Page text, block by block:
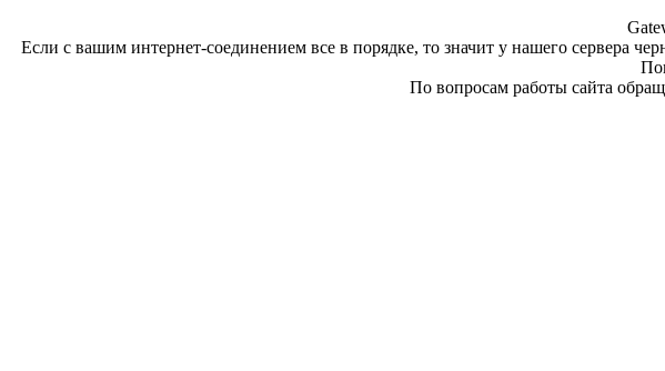
Если с вашим интернет-соединением все в порядке, то значит у нашего сервера
По вопросам работы сайта